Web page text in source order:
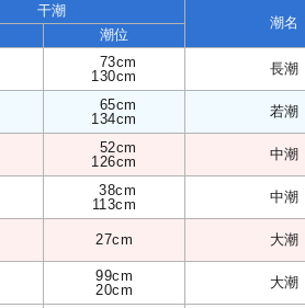
干潮
潮名
潮位
73cm
130cm
長潮
65cm
134cm
若潮
52cm
126cm
中潮
38cm
113cm
中潮
27cm 大潮
99cm
20cm
大潮